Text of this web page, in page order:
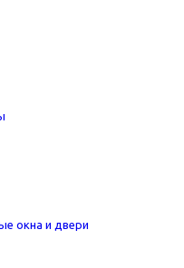
окна и двери